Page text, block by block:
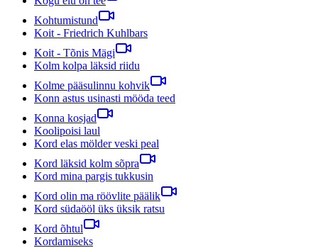
Kohtumistund
Koit - Friedrich Kuhlbars
Koit - Tõnis Mägi
Kolm kolpa läksid riidu
Kolme pääsulinnu kohvik
Konn astus usinasti mööda teed
Konna kosjad
Koolipoisi laul
Kord elas mölder veski peal
Kord läksid kolm sõpra
Kord mina pargis tukkusin
Kord olin ma röövlite päälik
Kord südaööl üks üksik ratsu
Kord õhtul
Kordamiseks